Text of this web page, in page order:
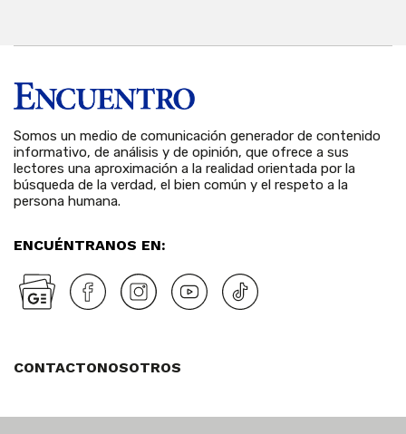
Somos un medio de comunicación generador de contenido
informativo, de análisis y de opinión, que ofrece a sus
lectores una aproximación a la realidad orientada por la
búsqueda de la verdad, el bien común y el respeto a la
persona humana.
ENCUÉNTRANOS EN:
CONTACTONOSOTROS